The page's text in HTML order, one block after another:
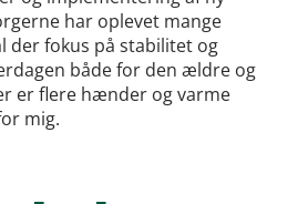
har oplevet mange
der fokus på stabilitet og
både for den ældre og
er flere hænder og varme
mig.